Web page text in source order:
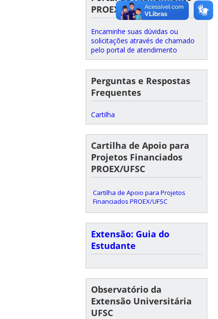
PROEX
Encaminhe suas dúvidas ou
solicitações através de chamado
pelo portal de atendimento
Perguntas e Respostas
Frequentes
Cartilha
Cartilha de Apoio para
Projetos Financiados
PROEX/UFSC
Cartilha de Apoio para Projetos
Financiados PROEX/UFSC
Extensão: Guia do
Estudante
Observatório da
Extensão Universitária
UFSC